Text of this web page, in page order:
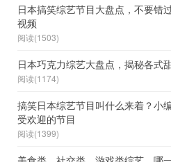
日本搞笑综艺节目大盘点，不要错
视频
阅读(1503)
日本巧克力综艺大盘点，揭秘各式
阅读(1174)
搞笑日本综艺节目叫什么来着？小
受欢迎的节目
阅读(1399)